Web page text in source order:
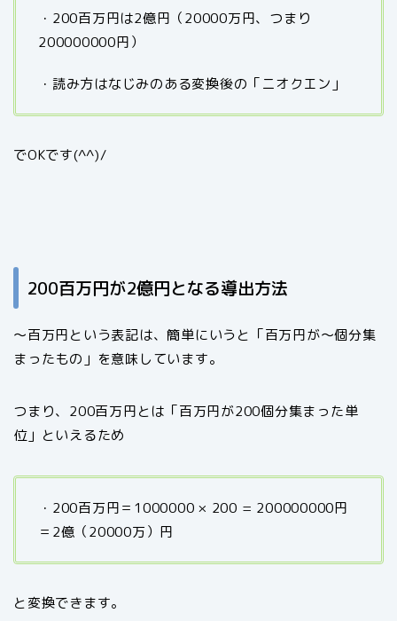
・200百万円は2億円（20000万円、つまり
200000000円）
・読み方はなじみのある変換後の「ニオクエン」
でOKです(^^)/
200百万円が2億円となる導出方法
～百万円という表記は、簡単にいうと「百万円が～個分集
まったもの」を意味しています。
つまり、200百万円とは「百万円が200個分集まった単
位」といえるため
・200百万円＝1000000 × 200 = 200000000円
＝2億（20000万）円
と変換できます。